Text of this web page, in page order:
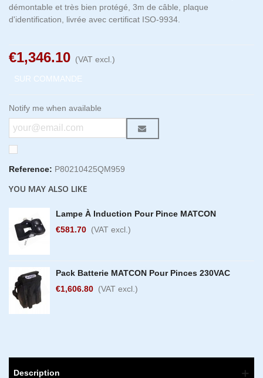
démontable et très bien protégé, 3m de câble, plaque
d'identification, livrée avec certificat ISO-9934.
€1,346.10 (VAT excl.)
SUR COMMANDE
Notify me when available
Reference: P80210425QM959
YOU MAY ALSO LIKE
Lampe À Induction Pour Pince MATCON
€581.70 (VAT excl.)
Pack Batterie MATCON Pour Pinces 230VAC
€1,606.80 (VAT excl.)
Description